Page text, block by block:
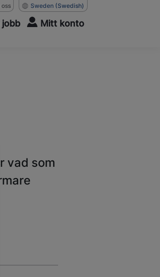
oss Sweden (Swedish)
jobb Mitt konto
vad som